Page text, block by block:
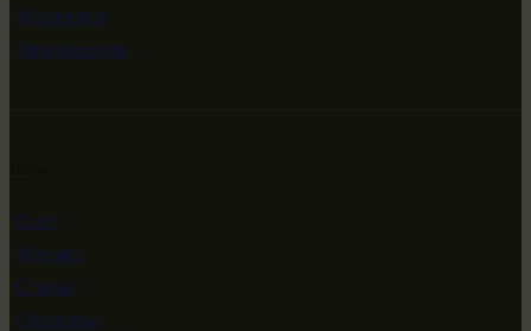
Коллекции
Мероприятия
Сайт
Контакт
Статьи
Сувениры